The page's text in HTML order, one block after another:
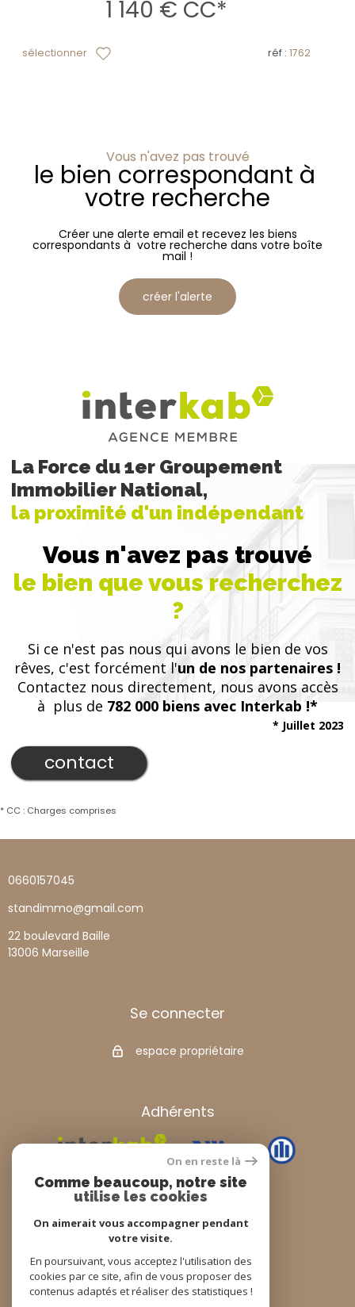
1 140 € CC*
sélectionner réf : 1762
Vous n'avez pas trouvé
le bien correspondant à
votre recherche
Créer une alerte email et recevez les biens
correspondants à votre recherche dans votre boîte
mail !
créer l'alerte
La Force du 1er Groupement
Immobilier National,
la proximité d'un indépendant
Vous n'avez pas trouvé
le bien que vous recherchez
?
Si ce n'est pas nous qui avons le bien de vos
rêves, c'est forcément l'un de nos partenaires !
Contactez nous directement, nous avons accès
à plus de 782 000 biens avec Interkab !*
contact
* Juillet 2023
* CC : Charges comprises
0660157045
standimmo@gmail.com
22 boulevard Baille
13006
marseille
Se connecter
espace propriétaire
Adhérents
© 2022
Tous droits réservés
Traduction powered by Google
On en reste là
Comme beaucoup, notre site
utilise les cookies
On aimerait vous accompagner pendant
votre visite.
En poursuivant, vous acceptez l'utilisation des
cookies par ce site, afin de vous proposer des
contenus adaptés et réaliser des statistiques !